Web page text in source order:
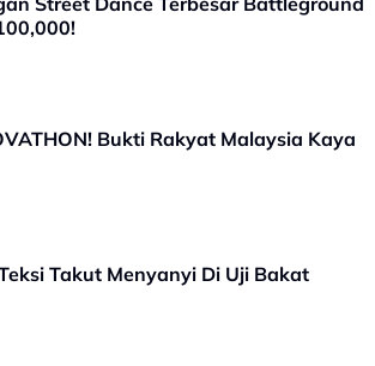
Bukti Rakyat Malaysia Kaya
Takut Menyanyi Di Uji Bakat